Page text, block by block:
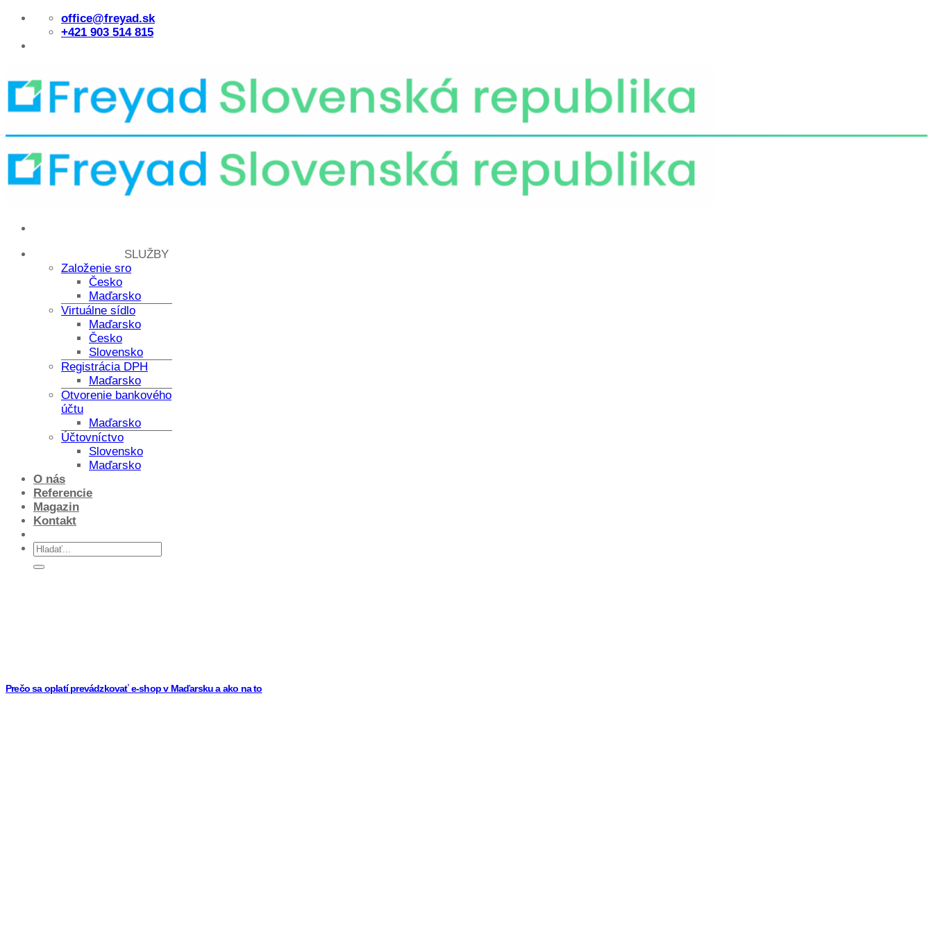
Skip
content
office@freyad.sk
+421 903 514 815
SLUŽBY
Založenie sro
Česko
Maďarsko
Virtuálne sídlo
Maďarsko
Česko
Slovensko
Registrácia DPH
Maďarsko
Otvorenie bankového
účtu
Maďarsko
Účtovníctvo
Slovensko
Maďarsko
O nás
Referencie
Magazin
Kontakt
Prečo sa oplatí prevádzkovať e-shop v Maďarsku a ako na to